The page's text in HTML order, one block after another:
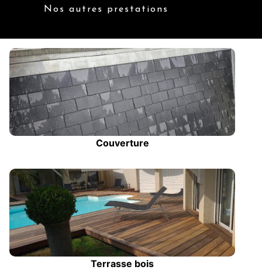
Nos autres prestations
Couverture
Terrasse bois